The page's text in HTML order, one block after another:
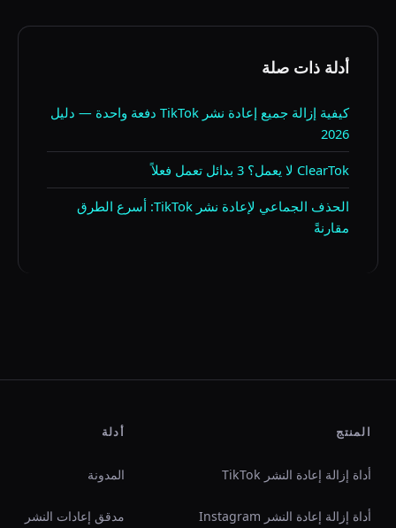
أدلة ذات صلة
كيفية إزالة جميع إعادة نشر TikTok دفعة واحدة — دليل
2026
ClearTok لا يعمل؟ 3 بدائل تعمل فعلاً
الحذف الجماعي لإعادة نشر TikTok: أسرع الطرق
مقارنةً
المنتج
أداة إزالة إعادة النشر TikTok
أداة إزالة إعادة النشر Instagram
أدلة
المدونة
مدقق إعادات النشر